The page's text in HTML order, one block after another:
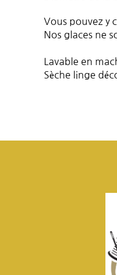
Vous pouvez y
Nos glaces ne
Lavable en
Sèche linge